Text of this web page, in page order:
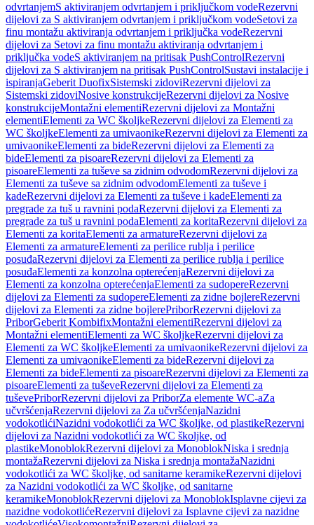
odvrtanjemS aktiviranjem odvrtanjem i priključkom vodeRezervni
dijelovi za S aktiviranjem odvrtanjem i priključkom vodeSetovi za
finu montažu aktiviranja odvrtanjem i priključka vodeRezervni
dijelovi za Setovi za finu montažu aktiviranja odvrtanjem i
priključka vodeS aktiviranjem na pritisak PushControlRezervni
dijelovi za S aktiviranjem na pritisak PushControlSustavi instalacije i
ispiranjaGeberit DuofixSistemski zidoviRezervni dijelovi za
Sistemski zidoviNosive konstrukcijeRezervni dijelovi za Nosive
konstrukcijeMontažni elementiRezervni dijelovi za Montažni
elementiElementi za WC školjkeRezervni dijelovi za Elementi za
WC školjkeElementi za umivaonikeRezervni dijelovi za Elementi za
umivaonikeElementi za bideRezervni dijelovi za Elementi za
bideElementi za pisoareRezervni dijelovi za Elementi za
pisoareElementi za tuševe sa zidnim odvodomRezervni dijelovi za
Elementi za tuševe sa zidnim odvodomElementi za tuševe i
kadeRezervni dijelovi za Elementi za tuševe i kadeElementi za
pregrade za tuš u ravnini podaRezervni dijelovi za Elementi za
pregrade za tuš u ravnini podaElementi za koritaRezervni dijelovi za
Elementi za koritaElementi za armatureRezervni dijelovi za
Elementi za armatureElementi za perilice rublja i perilice
posuđaRezervni dijelovi za Elementi za perilice rublja i perilice
posuđaElementi za konzolna opterećenjaRezervni dijelovi za
Elementi za konzolna opterećenjaElementi za sudopereRezervni
dijelovi za Elementi za sudopereElementi za zidne bojlereRezervni
dijelovi za Elementi za zidne bojlerePriborRezervni dijelovi za
PriborGeberit KombifixMontažni elementiRezervni dijelovi za
Montažni elementiElementi za WC školjkeRezervni dijelovi za
Elementi za WC školjkeElementi za umivaonikeRezervni dijelovi za
Elementi za umivaonikeElementi za bideRezervni dijelovi za
Elementi za bideElementi za pisoareRezervni dijelovi za Elementi za
pisoareElementi za tuševeRezervni dijelovi za Elementi za
tuševePriborRezervni dijelovi za PriborZa elemente WC-aZa
učvršćenjaRezervni dijelovi za Za učvršćenjaNazidni
vodokotlićiNazidni vodokotlići za WC školjke, od plastikeRezervni
dijelovi za Nazidni vodokotlići za WC školjke, od
plastikeMonoblokRezervni dijelovi za MonoblokNiska i srednja
montažaRezervni dijelovi za Niska i srednja montažaNazidni
vodokotlići za WC školjke, od sanitarne keramikeRezervni dijelovi
za Nazidni vodokotlići za WC školjke, od sanitarne
keramikeMonoblokRezervni dijelovi za MonoblokIsplavne cijevi za
nazidne vodokotlićeRezervni dijelovi za Isplavne cijevi za nazidne